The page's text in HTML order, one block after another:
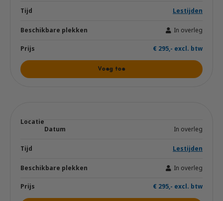
Lestijden
In overleg
€ 295,- excl. btw
Voeg toe
In overleg
Lestijden
In overleg
€ 295,- excl. btw